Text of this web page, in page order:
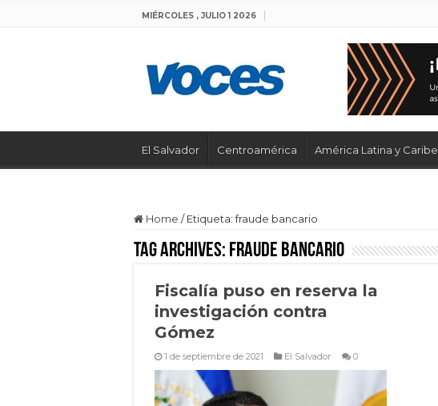
MIÉRCOLES , JULIO 1 2026
El Salvador Centroamérica América Latina y Caribe
Home / Etiqueta:fraude bancario
Tag Archives: fraude bancario
Fiscalía puso en reserva la
investigación contra
Gómez
1 de septiembre de 2021 El Salvador 0